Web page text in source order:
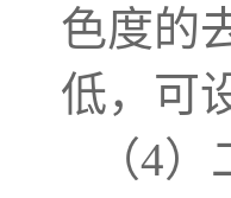
色度的
低，可
（4）